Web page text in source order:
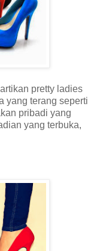
pretty ladies
yang terang seperti
pribadi yang
yang terbuka,